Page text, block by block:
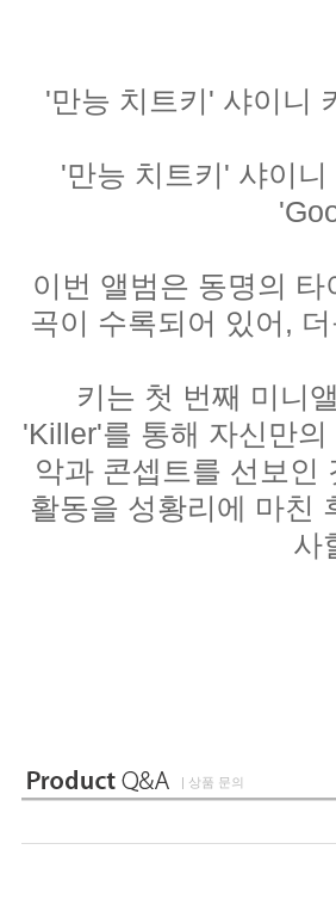
'만능 치트키' 샤이니
'만능 치트키' 샤이
이번 앨범은 동명의
곡이 수록되어 있어,
키는 첫 번째 미니
'Killer'를 통해 자신만
악과 콘셉트를 선보인
활동을 성황리에 마친
사
| 상품 문의